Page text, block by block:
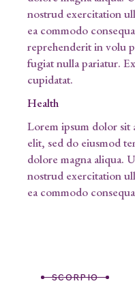
nostrud exercitation
ea commodo
reprehenderit in volu
fugiat nulla pariatur.
cupidatat.
Health
Lorem ipsum dolor sit
elit, sed do eiusmod
dolore magna aliqua.
nostrud exercitation
ea commodo
SCORPIO